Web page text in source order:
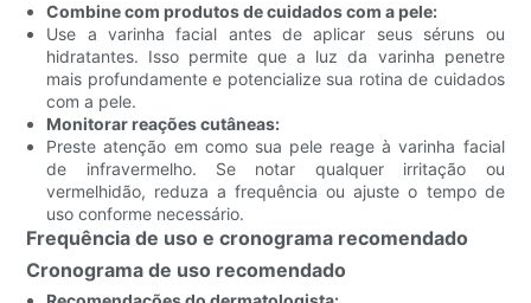
Combine com produtos de cuidados com a pele:
Use a varinha facial antes de aplicar seus séruns ou
hidratantes. Isso permite que a luz da varinha penetre
mais profundamente e potencialize sua rotina de cuidados
com a pele.
Monitorar reações cutâneas:
Preste atenção em como sua pele reage à varinha facial
de infravermelho. Se notar qualquer irritação ou
vermelhidão, reduza a frequência ou ajuste o tempo de
uso conforme necessário.
Frequência de uso e cronograma recomendado
Cronograma de uso recomendado